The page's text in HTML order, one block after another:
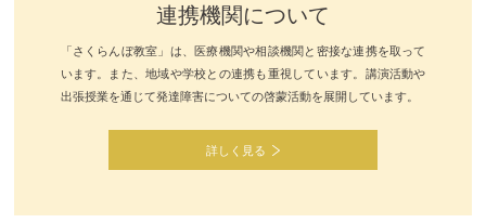
連携機関について
「さくらんぼ教室」は、医療機関や相談機関と密接な連携を取って
います。また、地域や学校との連携も重視しています。講演活動や
出張授業を通じて発達障害についての啓蒙活動を展開しています。
詳しく見る